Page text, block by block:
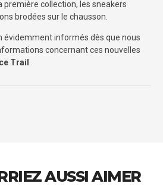
première collection, les sneakers
brodées sur le chausson.
évidemment informés dès que nous
concernant ces nouvelles
Trail
AUSSI AIMER